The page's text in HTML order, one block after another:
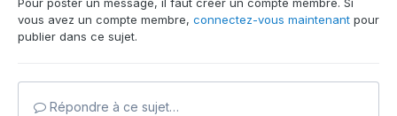
Pour poster un message, il faut créer un compte membre. Si
vous avez un compte membre, connectez-vous maintenant pour
publier dans ce sujet.
Répondre à ce sujet…